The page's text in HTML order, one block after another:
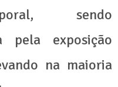
sendo
pela exposição
na maioria